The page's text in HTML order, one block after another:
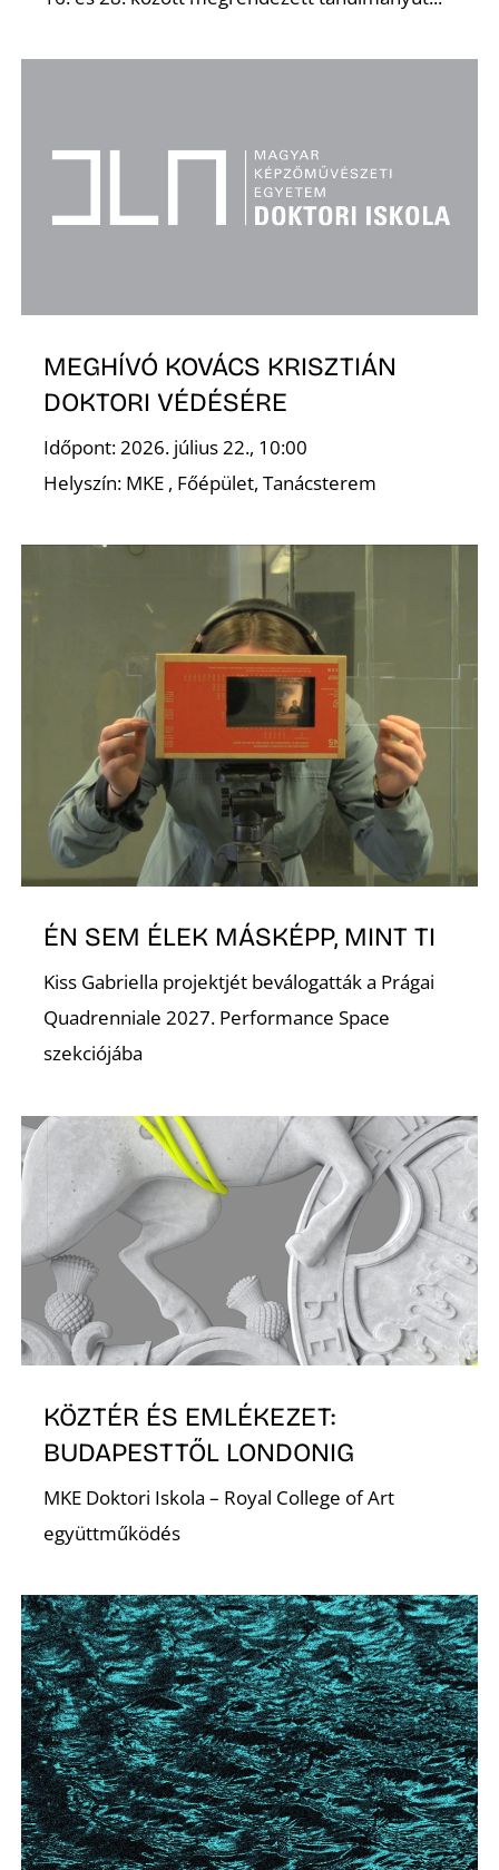
MEGHÍVÓ KOVÁCS KRISZTIÁN
DOKTORI VÉDÉSÉRE
Időpont: 2026. július 22., 10:00
Helyszín: MKE , Főépület, Tanácsterem
ÉN SEM ÉLEK MÁSKÉPP, MINT TI
Kiss Gabriella projektjét beválogatták a Prágai
Quadrenniale 2027. Performance Space
szekciójába
KÖZTÉR ÉS EMLÉKEZET:
BUDAPESTTŐL LONDONIG
MKE Doktori Iskola – Royal College of Art
együttműködés